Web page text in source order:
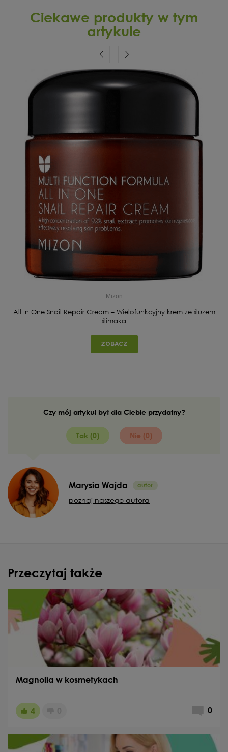
Ciekawe produkty w tym
artykule
Mizon
All In One Snail Repair Cream – Wielofunkcyjny krem ze śluzem
ślimaka
ZOBACZ
Czy mój artykuł był dla Ciebie przydatny?
Tak (0) Nie (0)
Marysia Wajda
poznaj naszego autora
Przeczytaj także
Magnolia w kosmetykach
4 0